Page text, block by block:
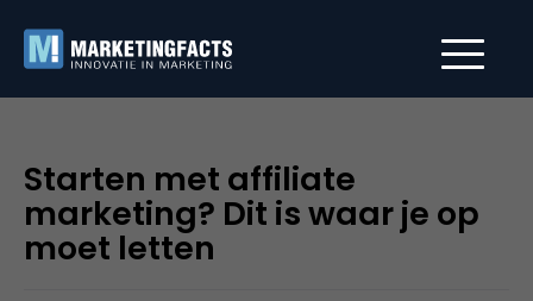
Starten met affiliate
marketing? Dit is waar je op
moet letten